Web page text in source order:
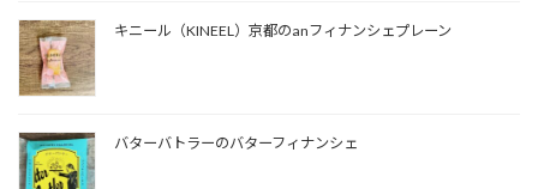
キニール（KINEEL）京都のanフィナンシェプレーン
バターバトラーのバターフィナンシェ